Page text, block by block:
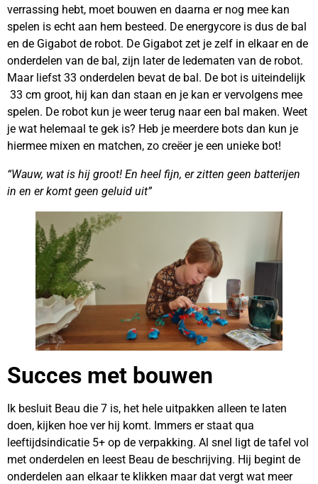
verrassing hebt, moet bouwen en daarna er nog mee kan
spelen is echt aan hem besteed. De energycore is dus de bal
en de Gigabot de robot. De Gigabot zet je zelf in elkaar en de
onderdelen van de bal, zijn later de ledematen van de robot.
Maar liefst 33 onderdelen bevat de bal. De bot is uiteindelijk
33 cm groot, hij kan dan staan en je kan er vervolgens mee
spelen. De robot kun je weer terug naar een bal maken. Weet
je wat helemaal te gek is? Heb je meerdere bots dan kun je
hiermee mixen en matchen, zo creëer je een unieke bot!
“Wauw, wat is hij groot! En heel fijn, er zitten geen batterijen
in en er komt geen geluid uit”
Succes met bouwen
Ik besluit Beau die 7 is, het hele uitpakken alleen te laten
doen, kijken hoe ver hij komt. Immers er staat qua
leeftijdsindicatie 5+ op de verpakking. Al snel ligt de tafel vol
met onderdelen en leest Beau de beschrijving. Hij begint de
onderdelen aan elkaar te klikken maar dat vergt wat meer